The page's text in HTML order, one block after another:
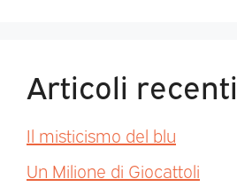
Articoli recenti
Il misticismo del blu
Un Milione di Giocattoli